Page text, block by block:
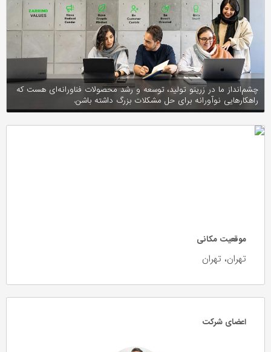
چشم‌انداز ما در زرینو تولید، توسعه و رشد محصولات فناورانه‌ای هست که
راهکارهایی نوآورانه برای حل مشکلات بزرگ داشته باشن.
موقعیت مکانی
تهران، تهران
اعضای شرکت